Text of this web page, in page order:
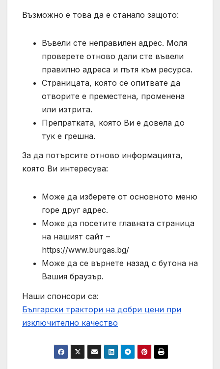
Възможно е това да е станало защото:
Въвели сте неправилен адрес. Моля
проверете отново дали сте въвели
правилно адреса и пътя към ресурса.
Страницата, която се опитвате да
отворите е преместена, променена
или изтрита.
Препратката, която Ви е довела до
тук е грешна.
За да потърсите отново информацията,
която Ви интересува:
Може да изберете от основното меню
горе друг адрес.
Може да посетите главната страница
на нашият сайт –
https://www.burgas.bg/
Може да се върнете назад с бутона на
Вашия браузър.
Наши спонсори са:
Български трактори на добри цени при
изключително качество